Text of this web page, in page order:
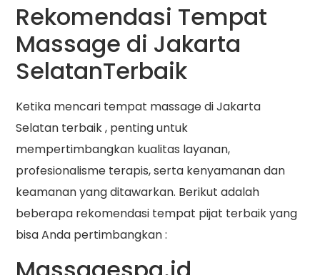
Rekomendasi Tempat
Massage di Jakarta
SelatanTerbaik
Ketika mencari tempat massage di Jakarta
Selatan terbaik , penting untuk
mempertimbangkan kualitas layanan,
profesionalisme terapis, serta kenyamanan dan
keamanan yang ditawarkan. Berikut adalah
beberapa rekomendasi tempat pijat terbaik yang
bisa Anda pertimbangkan :